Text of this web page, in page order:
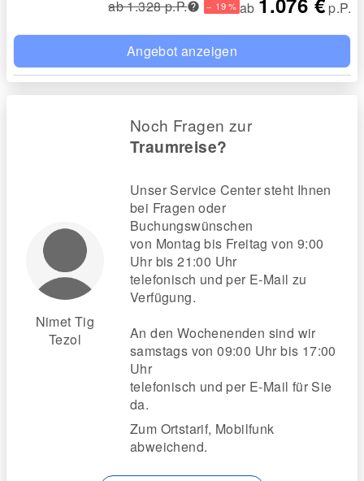
ab 1.328 p.P. − 19 % ab p.P.
Angebot anzeigen
Nimet Tig
Tezol
Noch Fragen zur
Traumreise?
Unser Service Center steht Ihnen
bei Fragen oder
Buchungswünschen
von Montag bis Freitag von 9:00
Uhr bis 21:00 Uhr
telefonisch und per E-Mail zu
Verfügung.
An den Wochenenden sind wir
samstags von 09:00 Uhr bis 17:00
Uhr
telefonisch und per E-Mail für Sie
da.
Zum Ortstarif, Mobilfunk
abweichend.